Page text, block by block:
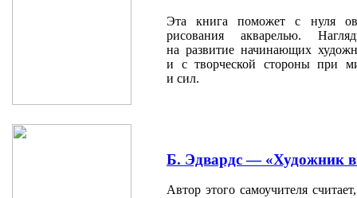
Эта книга поможет с нуля
рисования акварелью.
на развитие начинающих
и с творческой стороны при
и сил.
Б. Эдвардс — «Художник
Автор этого самоучителя